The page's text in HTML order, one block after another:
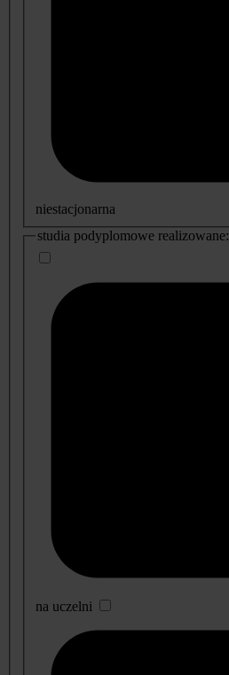
niestacjonarna
studia podyplomowe realizowane:
na uczelni